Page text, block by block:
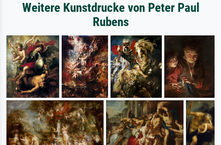
Weitere Kunstdrucke von Peter Paul
Rubens